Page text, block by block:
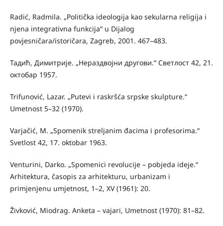
Radić, Radmila. „Politička ideologija kao sekularna religija i
njena integrativna funkcija“ u Dijalog
povjesničara/istoričara, Zagreb, 2001. 467–483.
Тадић, Димитрије. „Нераздвојни другови.“ Светлост 42, 21.
октобар 1957.
Trifunović, Lazar. „Putevi i raskršća srpske skulpture.“
Umetnost 5–32 (1970).
Varjačić, М. „Spomenik strelјanim đacima i profesorima.“
Svetlost 42, 17. oktobar 1963.
Venturini, Darko. „Spomenici revolucije – pobjeda ideje.“
Arhitektura, časopis za arhitekturu, urbanizam i
primjenjenu umjetnost, 1–2, XV (1961): 20.
Živković, Miodrag. Anketa – vajari, Umetnost (1970): 81–82.